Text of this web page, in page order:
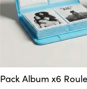
Pack Album x6